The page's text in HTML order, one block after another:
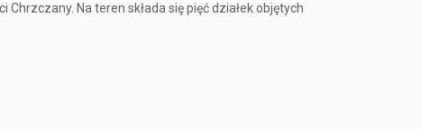
Na teren składa się pięć działek objętych